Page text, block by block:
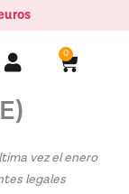
0
Carrito
vez el enero
legales
to
service
to
service
elementor
to
service
wordpress
to
service
to
service
complianz
to
service
google-
to
service
varios